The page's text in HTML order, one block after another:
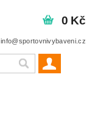
info@sportovnivybaveni.cz
0 Kč